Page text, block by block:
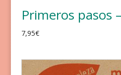
Primeros pasos
7,95€